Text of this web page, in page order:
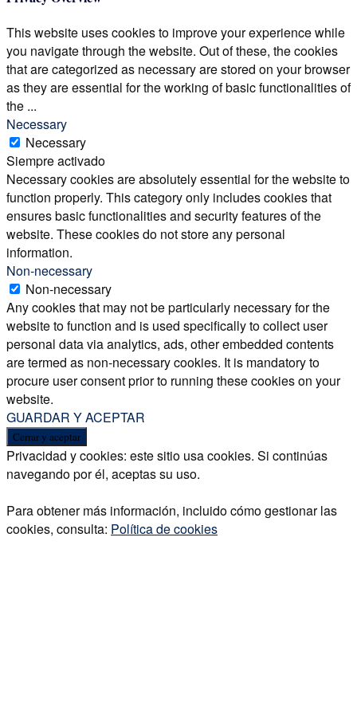
This website uses cookies to improve your experience while
you navigate through the website. Out of these, the cookies
that are categorized as necessary are stored on your browser
as they are essential for the working of basic functionalities of
the ...
Necessary
Necessary
Siempre activado
Necessary cookies are absolutely essential for the website to
function properly. This category only includes cookies that
ensures basic functionalities and security features of the
website. These cookies do not store any personal
information.
Non-necessary
Non-necessary
Any cookies that may not be particularly necessary for the
website to function and is used specifically to collect user
personal data via analytics, ads, other embedded contents
are termed as non-necessary cookies. It is mandatory to
procure user consent prior to running these cookies on your
website.
GUARDAR Y ACEPTAR
Privacidad y cookies: este sitio usa cookies. Si continúas
navegando por él, aceptas su uso.
Para obtener más información, incluido cómo gestionar las
cookies, consulta: Política de cookies